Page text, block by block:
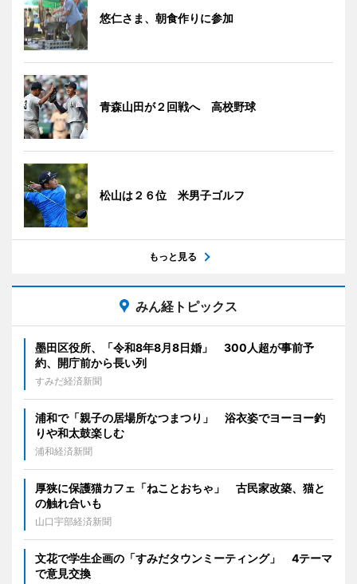
悠仁さま、朝食作りに参加
青森山田が２回戦へ 高校野球
松山は２６位 米男子ゴルフ
もっと見る
みん経トピックス
墨田区役所、「令和8年8月8日婚」 300人超が事前予
約、開庁前から長い列
すみだ経済新聞
浦和で「親子の居場所なつまつり」 浴衣姿でヨーヨー釣
りや和太鼓楽しむ
浦和経済新聞
厚狭に保護猫カフェ「ねことおちゃ」 古民家改築、猫と
の触れ合いも
山口宇部経済新聞
文花で学生企画の「すみだタウンミーティング」 4テーマ
で意見交換